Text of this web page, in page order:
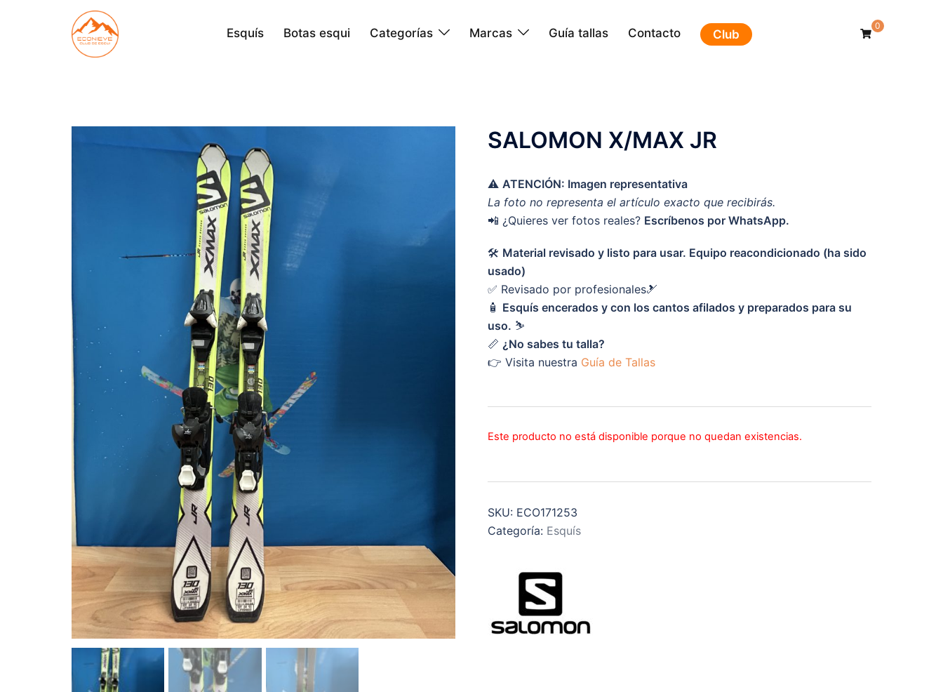
Esquís Botas esqui Categorías Marcas Guía tallas Contacto Club
0
SALOMON X/MAX JR
⚠️ ATENCIÓN: Imagen representativa
La foto no representa el artículo exacto que recibirás.
📲 ¿Quieres ver fotos reales? Escríbenos por WhatsApp.
🛠️ Material revisado y listo para usar. Equipo reacondicionado (ha sido
usado)
✅ Revisado por profesionales🎿
🧴 Esquís encerados y con los cantos afilados y preparados para su
uso. ⛷️
📏 ¿No sabes tu talla?
👉 Visita nuestra Guía de Tallas
Este producto no está disponible porque no quedan existencias.
SKU: ECO171253
Categoría: Esquís